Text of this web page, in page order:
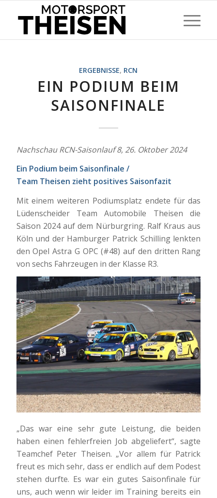
ERGEBNISSE, RCN
EIN PODIUM BEIM
SAISONFINALE
Nachschau RCN-Saisonlauf 8, 26. Oktober 2024
Ein Podium beim Saisonfinale /
Team Theisen zieht positives Saisonfazit
Mit einem weiteren Podiumsplatz endete für das
Lüdenscheider Team Automobile Theisen die
Saison 2024 auf dem Nürburgring. Ralf Kraus aus
Köln und der Hamburger Patrick Schilling lenkten
den Opel Astra G OPC (#48) auf den dritten Rang
von sechs Fahrzeugen in der Klasse R3.
„Das war eine sehr gute Leistung, die beiden
haben einen fehlerfreien Job abgeliefert“, sagte
Teamchef Peter Theisen. „Vor allem für Patrick
freut es mich sehr, dass er endlich auf dem Podest
stehen durfte. Es war ein gutes Saisonfinale für
uns, auch wenn wir leider im Training bereits ein